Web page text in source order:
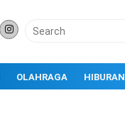
OLAHRAGA HIBURAN